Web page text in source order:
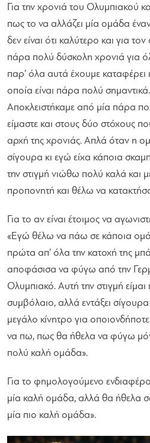
Για την χρονιά του Ολυμπιακού
πως το να αλλάζει μία ομάδα
δεν είναι ότι καλύτερο και για
πάρα πολύ δύσκολη χρονιά για
παρ’ όλα αυτά έχουμε
οποία είναι πάρα πολύ
Αποκλειστήκαμε από μία πάρα
είμαστε και στους δύο στόχους
αρχή της χρονιάς. Απλά όταν η
σίγουρα κι εγώ είχα κάποια
την στιγμή νιώθω πολύ καλά και
προπονητή και θέλω να
Για το αν είναι έτοιμος να
«Εγώ θέλω να πάω σε κάποια
πρώτα απ’ όλα την κατοχή της
αποφάσισα να φύγω από την
Ολυμπιακό. Αυτή την στιγμή
συμβόλαιο, αλλά εντάξει σίγουρα
μεγάλο κίνητρο για
να πω, πως θα ήθελα να φύγω
πολύ καλή ομάδα».
Για το φημολογούμενο
μία καλή ομάδα, αλλά θα ήθελα
μία πιο καλή ομάδα».